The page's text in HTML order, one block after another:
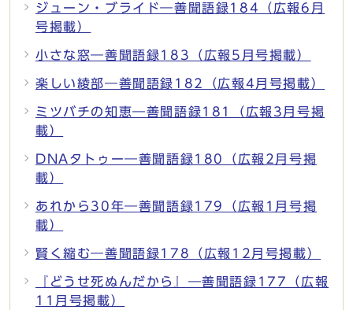
ジューン・ブライド―善聞語録184（広報6月
号掲載）
小さな窓―善聞語録183（広報5月号掲載）
楽しい綾部―善聞語録182（広報4月号掲載）
ミツバチの知恵―善聞語録181（広報3月号掲
載）
DNAタトゥー―善聞語録180（広報2月号掲
載）
あれから30年―善聞語録179（広報1月号掲
載）
賢く縮む―善聞語録178（広報12月号掲載）
『どうせ死ぬんだから』―善聞語録177（広報
11月号掲載）